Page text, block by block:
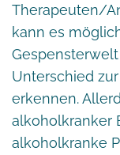
Therapeuten/
kann es
Unterschied
erkennen.
alkoholkranker
alkoholkranke